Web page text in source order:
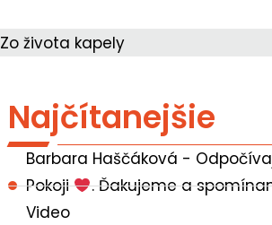
Zo života kapely
Najčítanejšie
Barbara Haščáková -
Pokoji
. Ďakujeme a
Video